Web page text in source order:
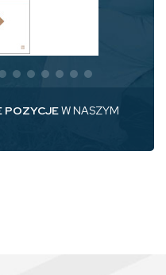
POZYCJEW NASZYM